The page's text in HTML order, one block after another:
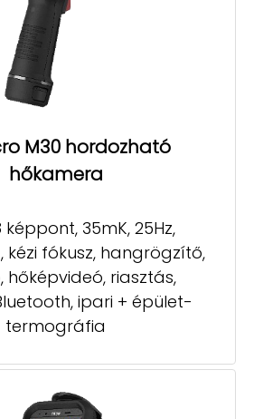
M30 hordozható
hőkamera
képpont, 35mK, 25Hz,
kézi fókusz, hangrögzítő,
hőképvideó, riasztás,
ipari + épület-
termográfia